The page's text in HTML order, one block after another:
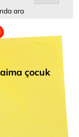
ara
çocuk